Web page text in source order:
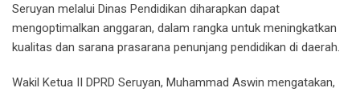
Seruyan melalui Dinas Pendidikan diharapkan dapat
mengoptimalkan anggaran, dalam rangka untuk meningkatkan
kualitas dan sarana prasarana penunjang pendidikan di daerah.
Wakil Ketua II DPRD Seruyan, Muhammad Aswin mengatakan,